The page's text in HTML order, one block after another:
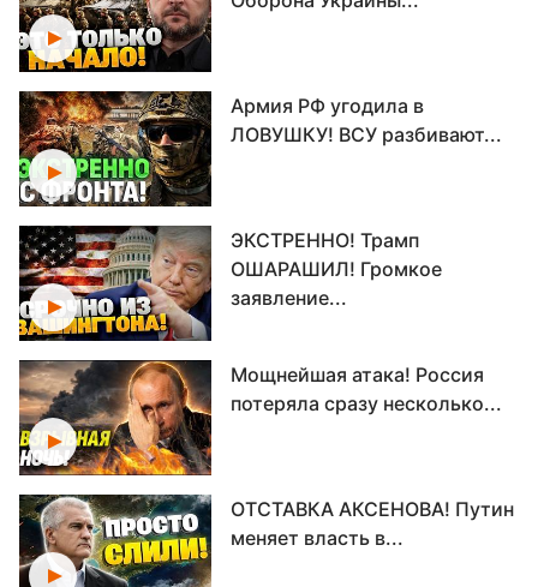
Армия РФ угодила в
ЛОВУШКУ! ВСУ разбивают...
ЭКСТРЕННО! Трамп
ОШАРАШИЛ! Громкое
заявление...
Мощнейшая атака! Россия
потеряла сразу несколько...
ОТСТАВКА АКСЕНОВА! Путин
меняет власть в...